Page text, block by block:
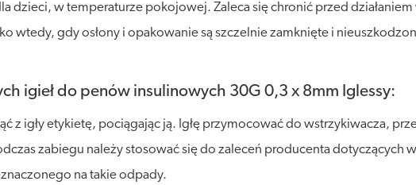
dzieci, w temperaturze pokojowej. Zaleca się chronić przed działaniem
wtedy, gdy osłony i opakowanie są szczelnie zamknięte i
igieł do penów insulinowych 30G 0,3 x 8mm Iglessy:
z igły etykietę, pociągając ją. Igłę przymocować do wstrzykiwacza,
zabiegu należy stosować się do zaleceń producenta dotyczących
na takie odpady.